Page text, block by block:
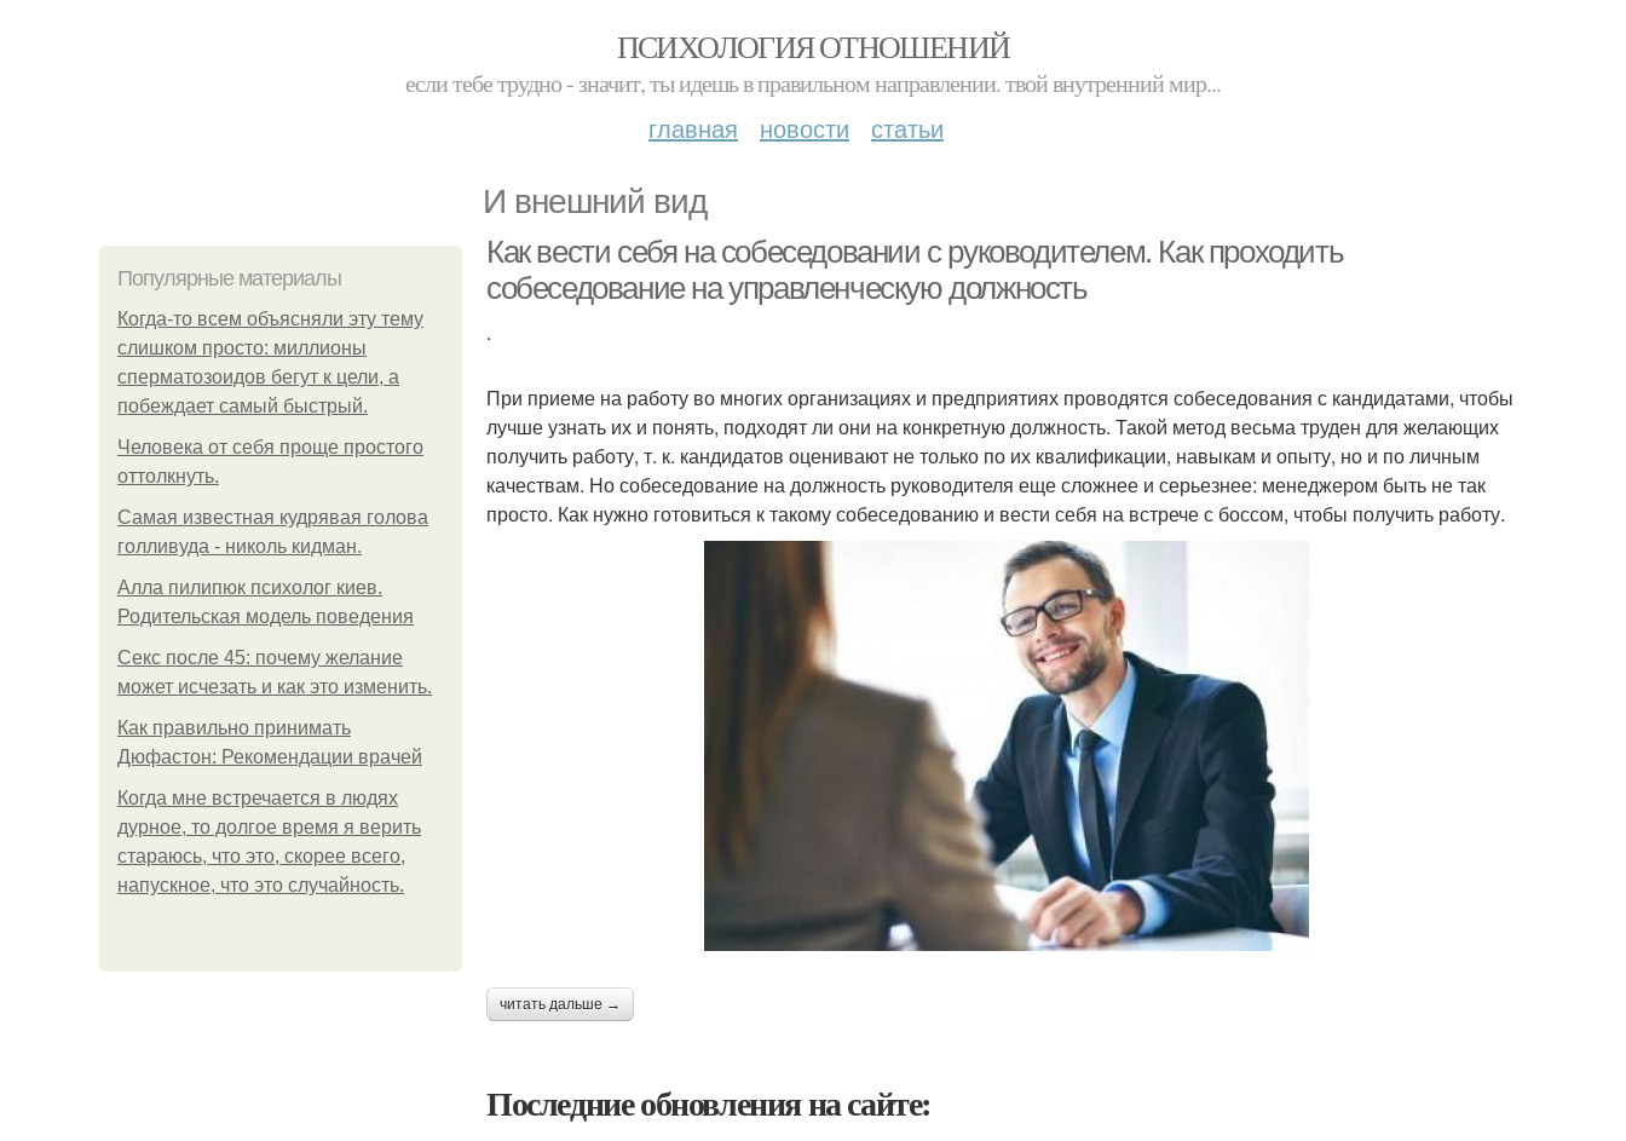
ПСИХОЛОГИЯ ОТНОШЕНИЙ
если тебе трудно - значит, ты идешь в правильном направлении. твой внутренний мир...
главная новости статьи
И внешний вид
Популярные материалы
Когда-то всем объясняли эту тему
слишком просто: миллионы
сперматозоидов бегут к цели, а
побеждает самый быстрый.
Человека от себя проще простого
оттолкнуть.
Самая известная кудрявая голова
голливуда - николь кидман.
Алла пилипюк психолог киев.
Родительская модель поведения
Секс после 45: почему желание
может исчезать и как это изменить.
Как правильно принимать
Дюфастон: Рекомендации врачей
Когда мне встречается в людях
дурное, то долгое время я верить
стараюсь, что это, скорее всего,
напускное, что это случайность.
Как вести себя на собеседовании с руководителем. Как проходить
собеседование на управленческую должность
.
При приеме на работу во многих организациях и предприятиях проводятся собеседования с кандидатами, чтобы
лучше узнать их и понять, подходят ли они на конкретную должность. Такой метод весьма труден для желающих
получить работу, т. к. кандидатов оценивают не только по их квалификации, навыкам и опыту, но и по личным
качествам. Но собеседование на должность руководителя еще сложнее и серьезнее: менеджером быть не так
просто. Как нужно готовиться к такому собеседованию и вести себя на встрече с боссом, чтобы получить работу.
читать дальше →
Последние обновления на сайте: